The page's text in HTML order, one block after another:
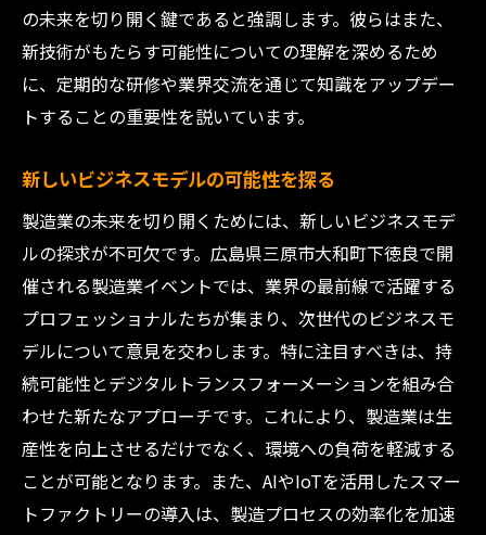
の未来を切り開く鍵であると強調します。彼らはまた、
新技術がもたらす可能性についての理解を深めるため
に、定期的な研修や業界交流を通じて知識をアップデー
トすることの重要性を説いています。
新しいビジネスモデルの可能性を探る
製造業の未来を切り開くためには、新しいビジネスモデ
ルの探求が不可欠です。広島県三原市大和町下徳良で開
催される製造業イベントでは、業界の最前線で活躍する
プロフェッショナルたちが集まり、次世代のビジネスモ
デルについて意見を交わします。特に注目すべきは、持
続可能性とデジタルトランスフォーメーションを組み合
わせた新たなアプローチです。これにより、製造業は生
産性を向上させるだけでなく、環境への負荷を軽減する
ことが可能となります。また、AIやIoTを活用したスマー
トファクトリーの導入は、製造プロセスの効率化を加速